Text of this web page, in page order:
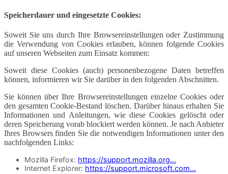
Speicherdauer und eingesetzte Cookies:
Soweit Sie uns durch Ihre Browsereinstellungen oder Zustimmung
die Verwendung von Cookies erlauben, können folgende Cookies
auf unseren Webseiten zum Einsatz kommen:
Soweit diese Cookies (auch) personenbezogene Daten betreffen
können, informieren wir Sie darüber in den folgenden Abschnitten.
Sie können über Ihre Browsereinstellungen einzelne Cookies oder
den gesamten Cookie-Bestand löschen. Darüber hinaus erhalten Sie
Informationen und Anleitungen, wie diese Cookies gelöscht oder
deren Speicherung vorab blockiert werden können. Je nach Anbieter
Ihres Browsers finden Sie die notwendigen Informationen unter den
nachfolgenden Links:
Mozilla Firefox: https://support.mozilla.org...
Internet Explorer: https://support.microsoft.com...